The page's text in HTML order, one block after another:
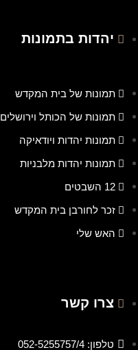
יהדות בתמונות
תמונות של בית המקדש
תמונות של הכותל וירושלים
תמונות יהדות ויודאיקה
תמונות יהדות מלבניות
12 השבטים
זכר לחורבן בית המקדש
האש שלי
צרו קשר
טלפון: 052-5255757/4